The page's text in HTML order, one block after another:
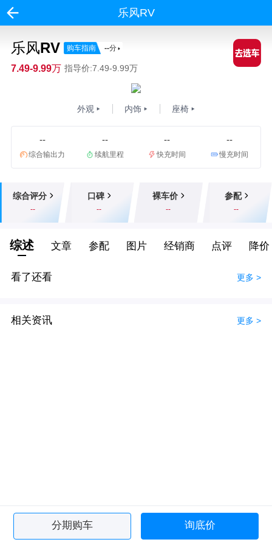
乐风RV
乐风RV 购车指南 --分
7.49-9.99万 指导价:7.49-9.99万
外观 内饰 座椅
--
综合输出力
--
续航里程
--
快充时间
--
慢充时间
综合评分
--
口碑
--
裸车价
--
参配
--
综述 文章 参配 图片 经销商 点评 降价
看了还看 更多 >
相关资讯 更多 >
分期购车 询底价